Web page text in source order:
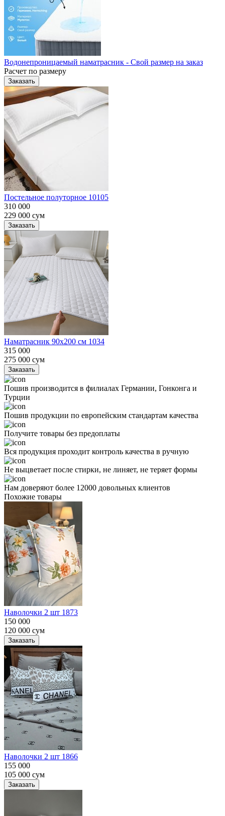
Водонепроницаемый наматрасник - Свой размер на заказ
Расчет по размеру
Заказать
Постельное полуторное 10105
310 000
229 000 сум
Заказать
Наматрасник 90х200 см 1034
315 000
275 000 сум
Заказать
Пошив производится в филиалах Германии, Гонконга и
Турции
Пошив продукции по европейским стандартам качества
Получите товары без предоплаты
Вся продукция проходит контроль качества в ручную
Не выцветает после стирки, не линяет, не теряет формы
Нам доверяют более 12000 довольных клиентов
Похожие товары
Наволочки 2 шт 1873
150 000
120 000 сум
Заказать
Наволочки 2 шт 1866
155 000
105 000 сум
Заказать